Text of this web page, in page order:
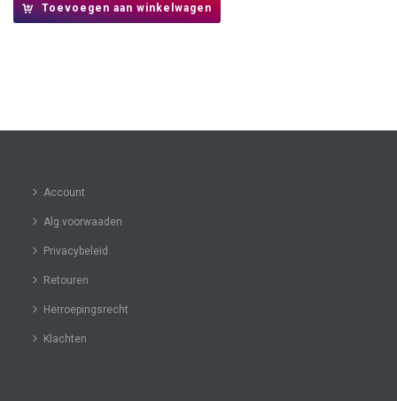
Toevoegen aan winkelwagen
Account
Alg.voorwaaden
Privacybeleid
Retouren
Herroepingsrecht
Klachten